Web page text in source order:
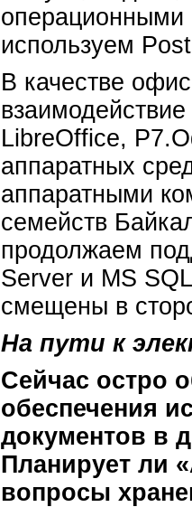
используем
В качестве
LibreOffice,
аппаратных
аппаратными
семейств
продолжаем
Server и MS
смещены в
На пути к
Сейчас остро
обеспечения
документов в
Планирует ли
вопросы